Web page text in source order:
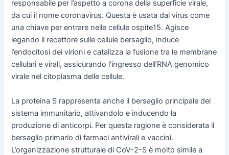
responsabile per l’aspetto a corona della superficie virale,
da cui il nome coronavirus. Questa è usata dal virus come
una chiave per entrare nelle cellule ospite15. Agisce
legando il recettore sulle cellule bersaglio, induce
l’endocitosi dei virioni e catalizza la fusione tra le membrane
cellulari e virali, assicurando l’ingresso dell’RNA genomico
virale nel citoplasma delle cellule.
La proteina S rappresenta anche il bersaglio principale del
sistema immunitario, attivandolo e inducendo la
produzione di anticorpi. Per questa ragione è considerata il
bersaglio primario di farmaci antivirali e vaccini.
L’organizzazione strutturale di CoV-2-S è molto simile a